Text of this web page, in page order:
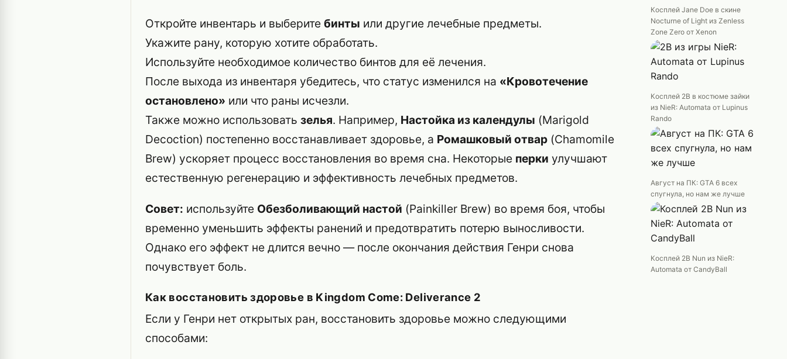
Откройте инвентарь и выберите бинты или другие лечебные предметы.
Укажите рану, которую хотите обработать.
Используйте необходимое количество бинтов для её лечения.
После выхода из инвентаря убедитесь, что статус изменился на «Кровотечение
остановлено» или что раны исчезли.
Также можно использовать зелья. Например, Настойка из календулы (Marigold
Decoction) постепенно восстанавливает здоровье, а Ромашковый отвар (Chamomile
Brew) ускоряет процесс восстановления во время сна. Некоторые перки улучшают
естественную регенерацию и эффективность лечебных предметов.
Совет: используйте Обезболивающий настой (Painkiller Brew) во время боя, чтобы
временно уменьшить эффекты ранений и предотвратить потерю выносливости.
Однако его эффект не длится вечно — после окончания действия Генри снова
почувствует боль.
Как восстановить здоровье в Kingdom Come: Deliverance 2
Если у Генри нет открытых ран, восстановить здоровье можно следующими
способами:
Косплей Jane Doe в скине
Nocturne of Light из Zenless
Zone Zero от Xenon
Косплей 2B в костюме зайки
из NieR: Automata от Lupinus
Rando
Август на ПК: GTA 6 всех
спугнула, но нам же лучше
Косплей 2B Nun из NieR:
Automata от CandyBall